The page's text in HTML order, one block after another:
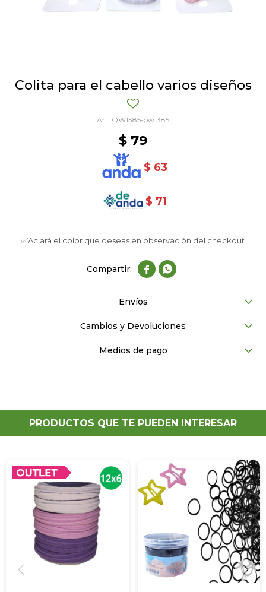
Colita para el cabello varios diseños
OW1385-ow1385
$ 79
$ 63
$ 71
✅Aclará el color que deseas en observación del checkout
 
Envíos
Cambios y Devoluciones
Medios de pago
PRODUCTOS QUE TE PUEDEN INTERESAR